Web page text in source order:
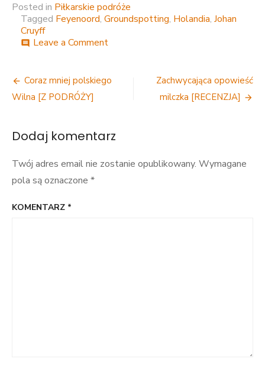
Posted in Piłkarskie podróże
Tagged Feyenoord, Groundspotting, Holandia, Johan
Cruyff
comment Leave a Commenton
Dębica
Nawigacja
wpisu
Coraz mniej polskiego
Wilna [Z PODRÓŻY]
Zachwycająca opowieść
milczka [RECENZJA]
Dodaj komentarz
Twój adres email nie zostanie opublikowany. Wymagane
pola są oznaczone *
KOMENTARZ *